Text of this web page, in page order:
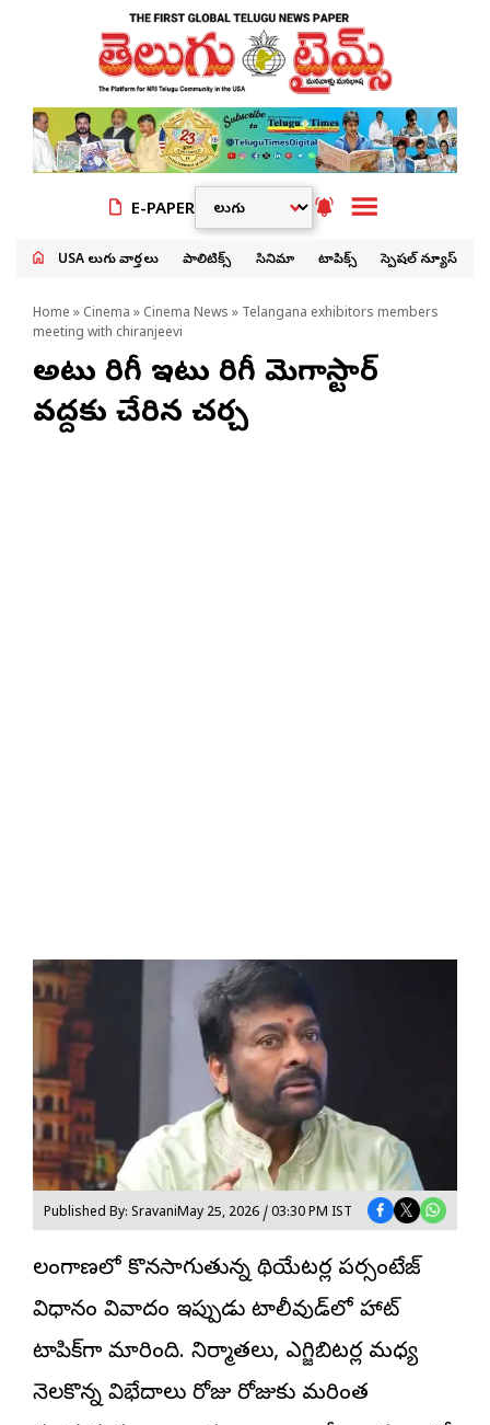
E-PAPER
USA తెలుగు వార్తలు పాలిటిక్స్ సినిమా టాపిక్స్ స్పెషల్ న్యూస్
Home » Cinema » Cinema News » Telangana exhibitors members
meeting with chiranjeevi
అటు తిరిగీ ఇటు తిరిగీ మెగాస్టార్
వ‌ద్ద‌కు చేరిన చ‌ర్చ‌
Published By: SravaniMay 25, 2026 / 03:30 PM IST
తెలంగాణలో కొనసాగుతున్న థియేటర్ల ప‌ర్సంటేజ్
విధానం వివాదం ఇప్పుడు టాలీవుడ్‌లో హాట్
టాపిక్‌గా మారింది. నిర్మాతలు, ఎగ్జిబిటర్ల మధ్య
నెలకొన్న విభేదాలు రోజు రోజుకు మరింత